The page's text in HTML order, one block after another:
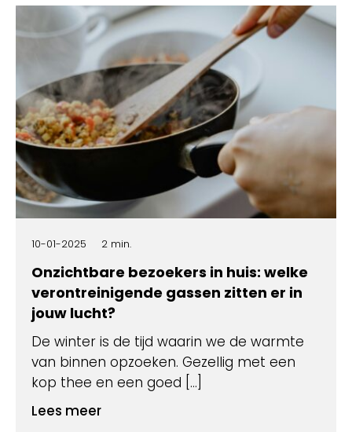
10-01-2025 2 min.
Onzichtbare bezoekers in huis: welke
verontreinigende gassen zitten er in
jouw lucht?
De winter is de tijd waarin we de warmte
van binnen opzoeken. Gezellig met een
kop thee en een goed […]
Lees meer